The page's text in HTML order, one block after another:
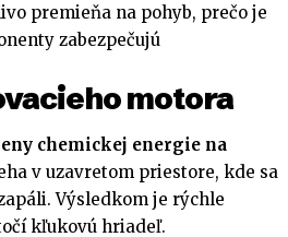
premieňa na pohyb, prečo je
zabezpečujú
motora
chemickej energie na
v uzavretom priestore, kde sa
Výsledkom je rýchle
kľukovú hriadeľ.